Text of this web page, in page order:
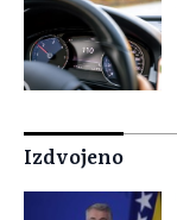
Izdvojeno